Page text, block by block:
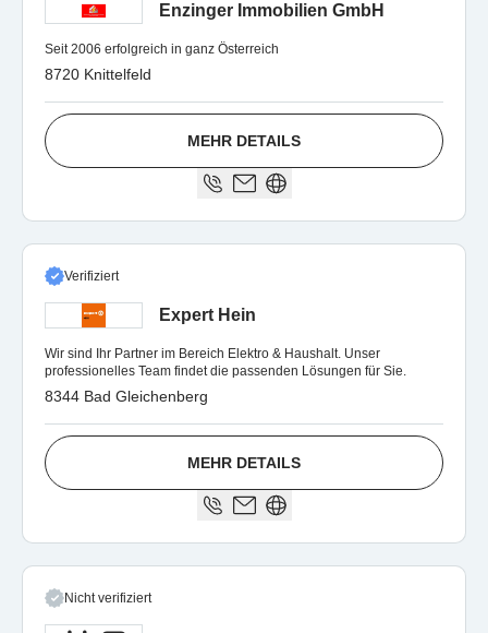
Enzinger Immobilien GmbH
Seit 2006 erfolgreich in ganz Österreich
8720 Knittelfeld
MEHR DETAILS
Verifiziert
Expert Hein
Wir sind Ihr Partner im Bereich Elektro & Haushalt. Unser
professionelles Team findet die passenden Lösungen für Sie.
8344 Bad Gleichenberg
MEHR DETAILS
Nicht verifiziert